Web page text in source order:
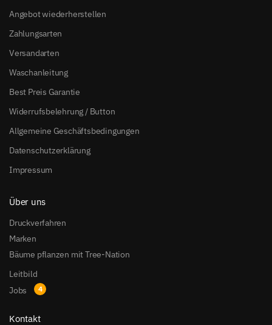
Angebot wiederherstellen
Zahlungsarten
Versandarten
Waschanleitung
Best Preis Garantie
Widerrufsbelehrung / Button
Allgemeine Geschäftsbedingungen
Datenschutzerklärung
Impressum
Über uns
Druckverfahren
Marken
Bäume pflanzen mit Tree-Nation
Leitbild
Jobs
Kontakt